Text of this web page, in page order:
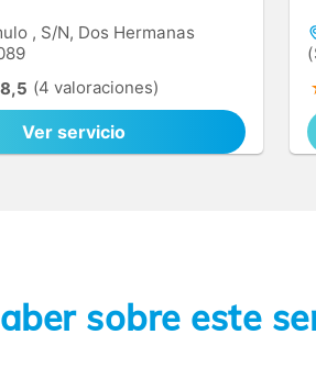
, S/N, Dos Hermanas
8,5 (4 valoraciones)
Ver servicio
sobre este